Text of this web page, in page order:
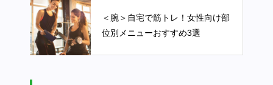
＜腕＞自宅で筋トレ！女性向け部
位別メニューおすすめ3選